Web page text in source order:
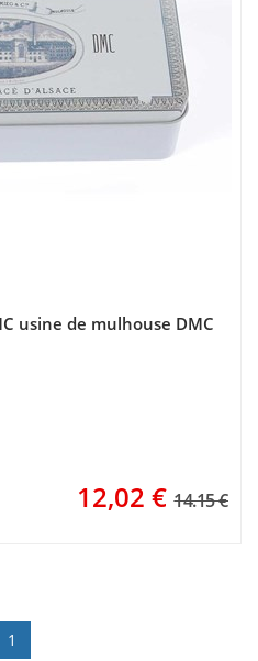
usine de mulhouse DMC
12,02 € 14.15 €
1